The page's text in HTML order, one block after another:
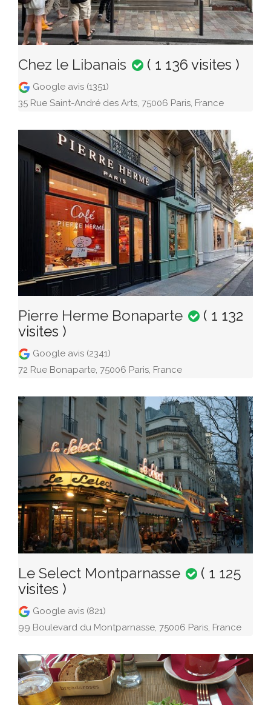
Chez le Libanais ( 1 136 visites )
Google avis (1351)
35 Rue Saint-André des Arts, 75006 Paris, France
Pierre Herme Bonaparte
( 1 132
visites )
Google avis (2341)
72 Rue Bonaparte, 75006 Paris, France
Le Select Montparnasse
( 1 125
visites )
Google avis (821)
99 Boulevard du Montparnasse, 75006 Paris, France